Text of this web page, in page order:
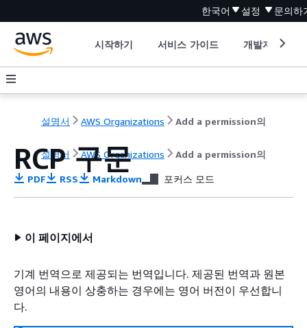
한국어 설정 문의하
시작하기 서비스 가이드 개발자 도구
설명서 AWS Organizations Add a permission의
설명서 AWS Organizations Add a permission의
RCP 구문
PDF RSS Markdown 포커스 모드
이 페이지에서
기계 번역으로 제공되는 번역입니다. 제공된 번역과 원본
영어의 내용이 상충하는 경우에는 영어 버전이 우선합니
다.